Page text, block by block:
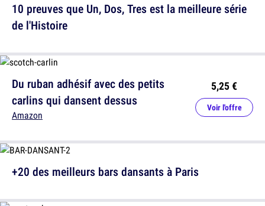
10 preuves que Un, Dos, Tres est la meilleure série
de l'Histoire
+20 des meilleurs bars dansants à Paris
Du ruban adhésif avec des petits
carlins qui dansent dessus
Amazon
5,25 €
Voir l'offre